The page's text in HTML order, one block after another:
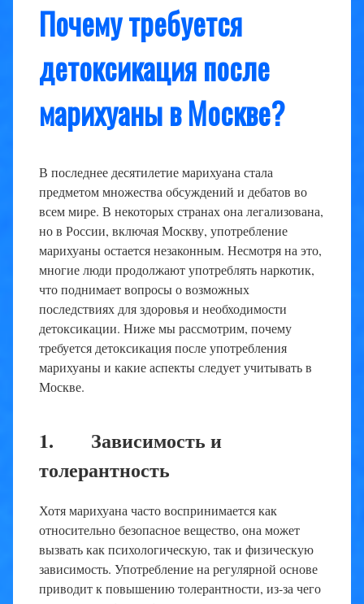
Почему требуется
детоксикация после
марихуаны в Москве?
В последнее десятилетие марихуана стала
предметом множества обсуждений и дебатов во
всем мире. В некоторых странах она легализована,
но в России, включая Москву, употребление
марихуаны остается незаконным. Несмотря на это,
многие люди продолжают употреблять наркотик,
что поднимает вопросы о возможных
последствиях для здоровья и необходимости
детоксикации. Ниже мы рассмотрим, почему
требуется детоксикация после употребления
марихуаны и какие аспекты следует учитывать в
Москве.
1. Зависимость и
толерантность
Хотя марихуана часто воспринимается как
относительно безопасное вещество, она может
вызвать как психологическую, так и физическую
зависимость. Употребление на регулярной основе
приводит к повышению толерантности, из-за чего